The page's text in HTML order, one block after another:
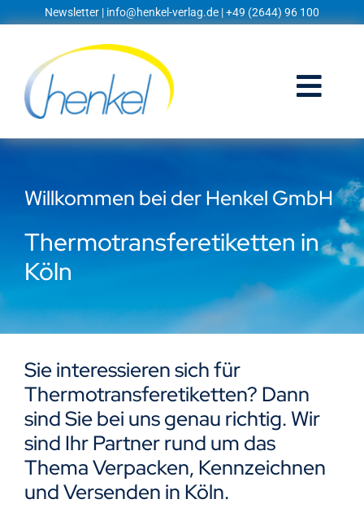
Inhalt
Newsletter | info@henkel-verlag.de | +49 (2644) 96 100
Startseite
Shop
Blog
Prospekte
Techniklexikon
Kontakt
Willkommen bei der Henkel GmbH
Thermotransferetiketten in
Köln
Sie interessieren sich für
Thermotransferetiketten? Dann
sind Sie bei uns genau richtig. Wir
sind Ihr Partner rund um das
Thema Verpacken, Kennzeichnen
und Versenden in Köln.